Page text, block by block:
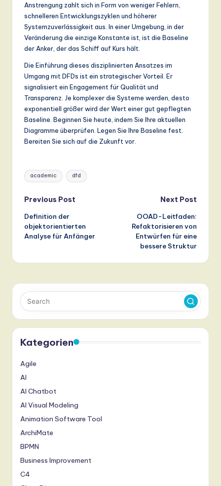
Anstrengung zahlt sich in Form von weniger Fehlern,
schnelleren Entwicklungszyklen und höherer
Systemzuverlässigkeit aus. In einer Umgebung, in der
Veränderung die einzige Konstante ist, ist die Baseline
der Anker, der das Schiff auf Kurs hält.
Die Einführung dieses disziplinierten Ansatzes im
Umgang mit DFDs ist ein strategischer Vorteil. Er
signalisiert ein Engagement für Qualität und
Transparenz. Je komplexer die Systeme werden, desto
exponentiell größer wird der Wert einer gut gepflegten
Baseline. Beginnen Sie heute, indem Sie Ihre aktuellen
Diagramme überprüfen. Legen Sie Ihre Baseline fest.
Bereiten Sie sich auf die Zukunft vor.
Tags:
academic dfd
Post
navigation
Previous Post
Definition der
objektorientierten
Analyse für Anfänger
Next Post
OOAD-Leitfaden:
Refaktorisieren von
Entwürfen für eine
bessere Struktur
Kategorien
Agile
AI
AI Chatbot
AI Visual Modeling
Animation Software Tool
ArchiMate
BPMN
Business Improvement
C4